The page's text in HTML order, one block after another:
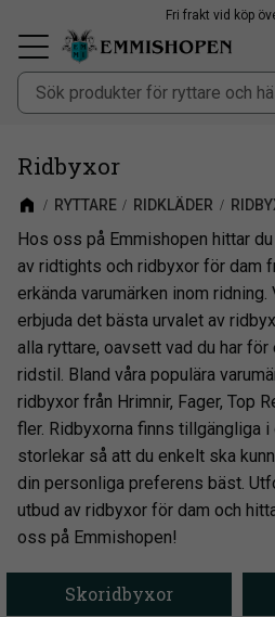
Meny
Fri frakt vid köp
Ridbyxor
RYTTARE RIDKLÄDER
Hos oss på Emmishopen hittar
av ridtights och ridbyxor för dam
erkända varumärken inom
erbjuda det bästa urvalet av
alla ryttare, oavsett vad du har
ridstil. Bland våra populära
ridbyxor från Hrimnir, Fager, Top
fler. Ridbyxorna finns tillgängliga
storlekar så att du enkelt ska
din personliga preferens bäst.
utbud av ridbyxor för dam och
oss på Emmishopen!
Skoridbyxor